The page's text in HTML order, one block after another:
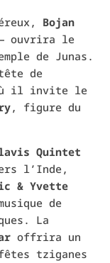
Bojan
ouvrira le
de Junas.
de
il invite le
, figure du
Quintet
l’Inde,
& Yvette
de
La
offrira un
tziganes